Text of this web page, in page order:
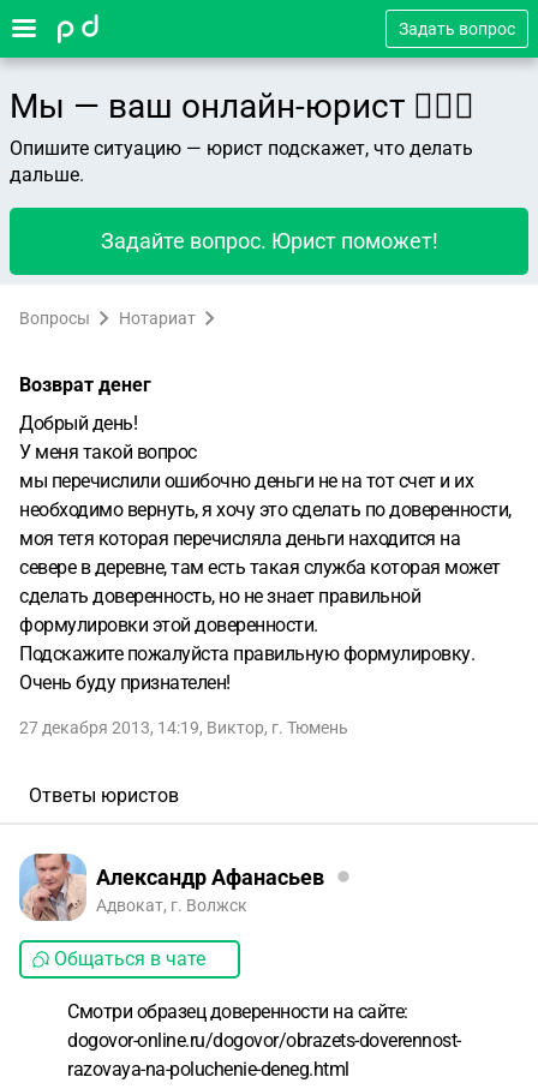
Задать вопрос
Мы — ваш онлайн-юрист 👨🏻‍⚖️
Опишите ситуацию — юрист подскажет, что делать
дальше.
Задайте вопрос. Юрист поможет!
Вопросы Нотариат
Возврат денег
Добрый день!
У меня такой вопрос
мы перечислили ошибочно деньги не на тот счет и их
необходимо вернуть, я хочу это сделать по доверенности,
моя тетя которая перечисляла деньги находится на
севере в деревне, там есть такая служба которая может
сделать доверенность, но не знает правильной
формулировки этой доверенности.
Подскажите пожалуйста правильную формулировку.
Очень буду признателен!
27 декабря 2013, 14:19, Виктор, г. Тюмень
Ответы юристов
Александр Афанасьев
Адвокат, г. Волжск
Общаться в чате
Смотри образец доверенности на сайте:
dogovor-online.ru/dogovor/obrazets-doverennost-
razovaya-na-poluchenie-deneg.html